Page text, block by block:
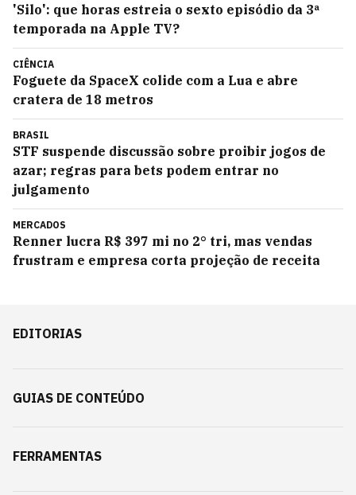
'Silo': que horas estreia o sexto episódio da 3ª
temporada na Apple TV?
CIÊNCIA
Foguete da SpaceX colide com a Lua e abre
cratera de 18 metros
BRASIL
STF suspende discussão sobre proibir jogos de
azar; regras para bets podem entrar no
julgamento
MERCADOS
Renner lucra R$ 397 mi no 2° tri, mas vendas
frustram e empresa corta projeção de receita
EDITORIAS
GUIAS DE CONTEÚDO
FERRAMENTAS